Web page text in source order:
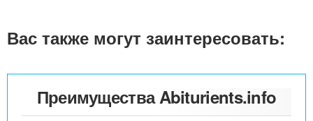
f
o
Вас также могут заинтересовать:
Преимущества Abiturients.info